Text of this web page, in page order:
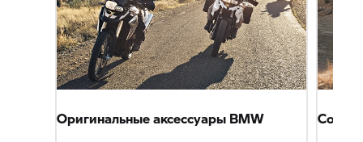
Оригинальные аксессуары BMW